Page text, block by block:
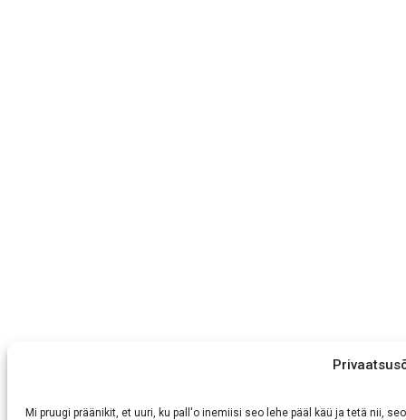
Mi pruugi präänikit, et uuri, ku pall'o inemiisi seo lehe pääl käü ja tetä nii,